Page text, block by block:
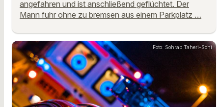
angefahren und ist anschließend geflüchtet. Der
Mann fuhr ohne zu bremsen aus einem Parkplatz …
Foto: Sohrab Taheri-Sohi